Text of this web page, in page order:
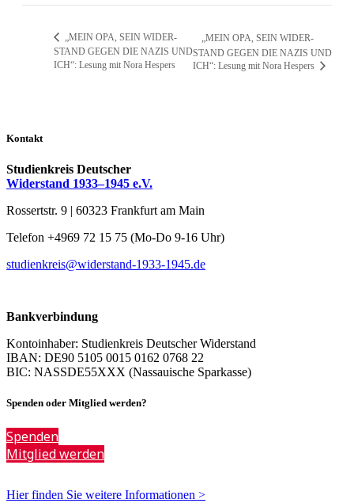
„MEIN OPA, SEIN WI­DER­
STAND GE­GEN DIE NA­ZIS UND
ICH“: Le­sung mit No­ra Hespers
„MEIN OPA, SEIN WI­DER­
STAND GE­GEN DIE NA­ZIS UND
ICH“: Le­sung mit No­ra Hespers
Kontakt
Studienkreis Deutscher
Widerstand 1933–1945 e.V.
Rossertstr. 9 | 60323 Frankfurt am Main
Telefon +4969 72 15 75 (Mo-Do 9-16 Uhr)
studienkreis@widerstand-1933-1945.de
Bankverbindung
Kontoinhaber: Studienkreis Deutscher Widerstand
IBAN: DE90 5105 0015 0162 0768 22
BIC: NASSDE55XXX (Nassauische Sparkasse)
Spenden oder Mitglied werden?
Spenden
Mitglied werden
Hier finden Sie weitere Informationen >